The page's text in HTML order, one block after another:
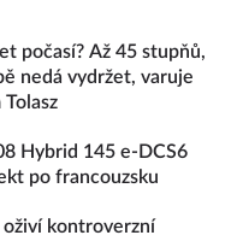
počasí? Až 45 stupňů,
nedá vydržet, varuje
Hybrid 145 e-DCS6
po francouzsku
oživí kontroverzní